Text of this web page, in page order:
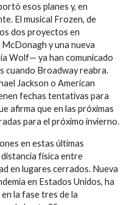
esos planes y, en
El musical Frozen, de
dos proyectos en
y una nueva
Wolf— ya han comunicado
cuando Broadway reabra.
Jackson o American
fechas tentativas para
afirma que en las próximas
para el próximo invierno.
en estas últimas
física entre
en lugares cerrados. Nueva
en Estados Unidos, ha
la fase tres de la